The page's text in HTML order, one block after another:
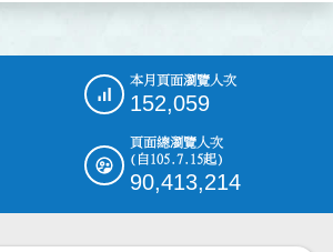
本月頁面瀏覽人次
152,059
頁面總瀏覽人次
(自105.7.15起)
90,413,214